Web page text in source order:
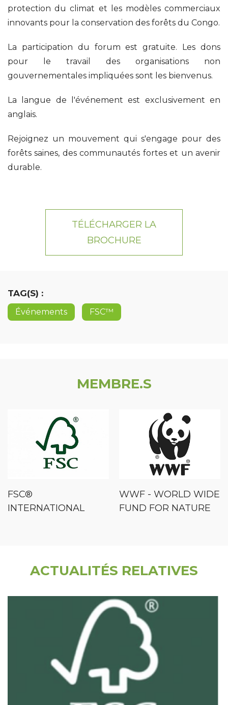
protection du climat et les modèles commerciaux
innovants pour la conservation des forêts du Congo.
La participation du forum est gratuite. Les dons
pour le travail des organisations non
gouvernementales impliquées sont les bienvenus.
La langue de l'événement est exclusivement en
anglais.
Rejoignez un mouvement qui s'engage pour des
forêts saines, des communautés fortes et un avenir
durable.
TÉLÉCHARGER LA
BROCHURE
TAG(S) :
Événements FSC™
MEMBRE.S
FSC®
INTERNATIONAL
WWF - WORLD WIDE
FUND FOR NATURE
ACTUALITÉS RELATIVES